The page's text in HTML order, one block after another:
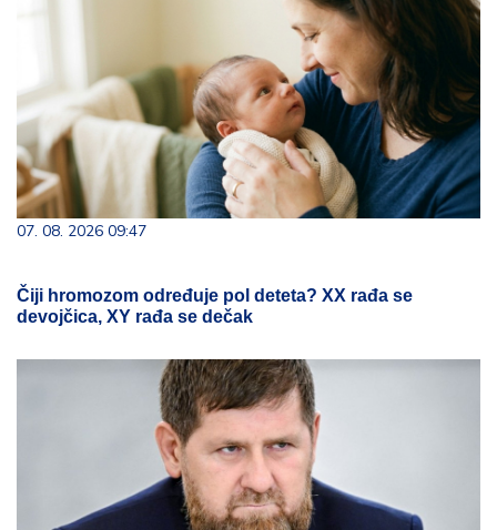
07. 08. 2026 09:47
Čiji hromozom određuje pol deteta? XX rađa se
devojčica, XY rađa se dečak